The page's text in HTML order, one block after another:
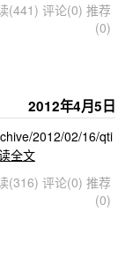
(441) 评论(0) 推荐
(0)
2012年4月5日
2012/02/16/qti
全文
(316) 评论(0) 推荐
(0)